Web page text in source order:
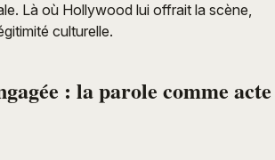
Là où Hollywood lui offrait la scène,
culturelle.
: la parole comme acte